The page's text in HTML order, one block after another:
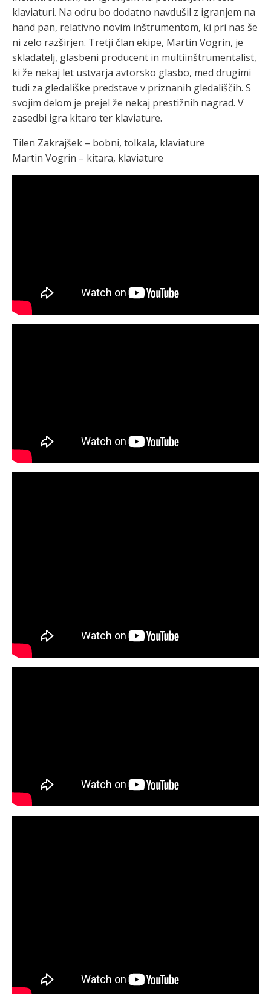
klaviaturi. Na odru bo dodatno navdušil z igranjem na
hand pan, relativno novim inštrumentom, ki pri nas še
ni zelo razširjen. Tretji član ekipe, Martin Vogrin, je
skladatelj, glasbeni producent in multiinštrumentalist,
ki že nekaj let ustvarja avtorsko glasbo, med drugimi
tudi za gledališke predstave v priznanih gledališčih. S
svojim delom je prejel že nekaj prestižnih nagrad. V
zasedbi igra kitaro ter klaviature.
Tilen Zakrajšek – bobni, tolkala, klaviature
Martin Vogrin – kitara, klaviature